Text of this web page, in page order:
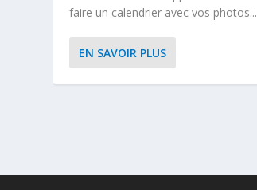
faire un calendrier avec vos photos...
EN SAVOIR PLUS